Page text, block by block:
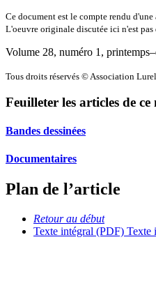
Ce document est le compte rendu
L'oeuvre originale discutée ici n'est
Volume 28, numéro 1,
Tous droits réservés © Association
Feuilleter les articles de ce
Bandes dessinées
Documentaires
Plan de l’article
Retour au début
Texte intégral (PDF) Texte